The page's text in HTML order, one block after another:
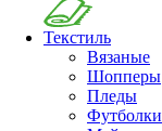
Текстиль
Вязаные
Шопперы
Пледы
Футболки